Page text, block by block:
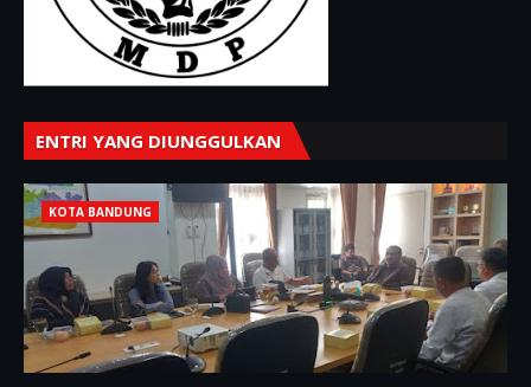
ENTRI YANG DIUNGGULKAN
KOTA BANDUNG